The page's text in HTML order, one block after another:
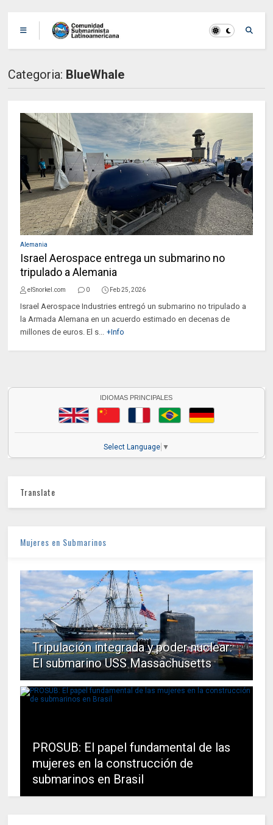
Categoria: BlueWhale
Alemania
Israel Aerospace entrega un submarino no
tripulado a Alemania
elSnorkel.com 0 Feb 25, 2026
Israel Aerospace Industries entregó un submarino no tripulado a
la Armada Alemana en un acuerdo estimado en decenas de
millones de euros. El s... +Info
IDIOMAS PRINCIPALES
Select Language ▼
Translate
Mujeres en Submarinos
Tripulación integrada y poder nuclear:
El submarino USS Massachusetts
PROSUB: El papel fundamental de las
mujeres en la construcción de
submarinos en Brasil